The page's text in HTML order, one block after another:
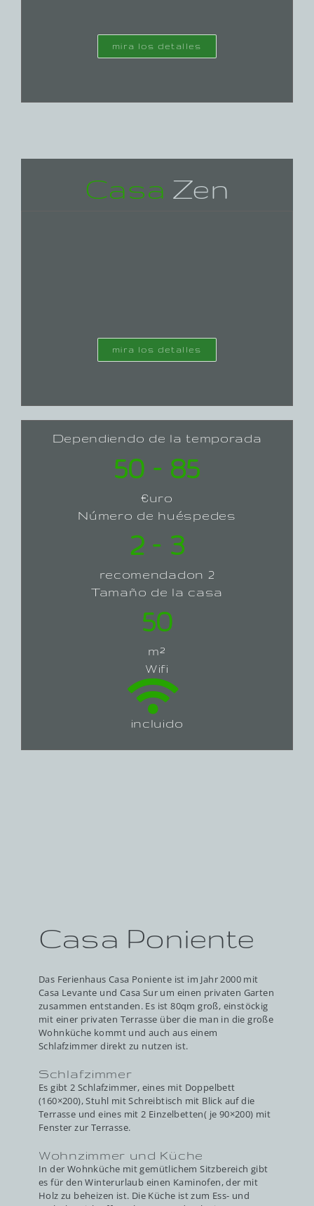
mira los detalles
Casa Zen
mira los detalles
Dependiendo de la temporada
50 – 85
€uro
Número de huéspedes
2 – 3
recomendadon 2
Tamaño de la casa
50
m²
Wifi
incluido
Casa Poniente
Das Ferienhaus Casa Poniente ist im Jahr 2000 mit
Casa Levante und Casa Sur um einen privaten Garten
zusammen entstanden. Es ist 80qm groß, einstöckig
mit einer privaten Terrasse über die man in die große
Wohnküche kommt und auch aus einem
Schlafzimmer direkt zu nutzen ist.
Schlafzimmer
Es gibt 2 Schlafzimmer, eines mit Doppelbett
(160×200), Stuhl mit Schreibtisch mit Blick auf die
Terrasse und eines mit 2 Einzelbetten( je 90×200) mit
Fenster zur Terrasse.
Wohnzimmer und Küche
In der Wohnküche mit gemütlichem Sitzbereich gibt
es für den Winterurlaub einen Kaminofen, der mit
Holz zu beheizen ist. Die Küche ist zum Ess- und